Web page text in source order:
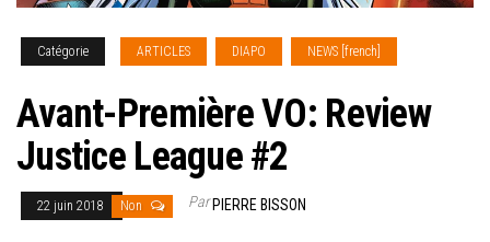
Catégorie ARTICLES DIAPO NEWS [french]
Avant-Première VO: Review
Justice League #2
22 juin 2018 Non ParPIERRE BISSON